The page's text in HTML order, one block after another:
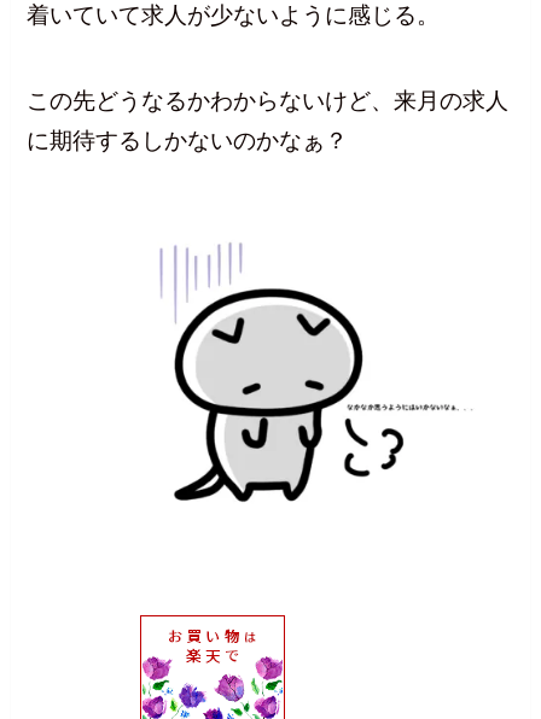
着いていて求人が少ないように感じる。
この先どうなるかわからないけど、来月の求人
に期待するしかないのかなぁ？